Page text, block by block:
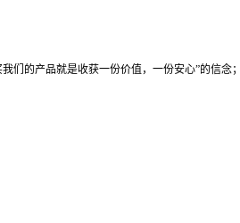
我们的产品就是收获一份价值，一份安心”的信念